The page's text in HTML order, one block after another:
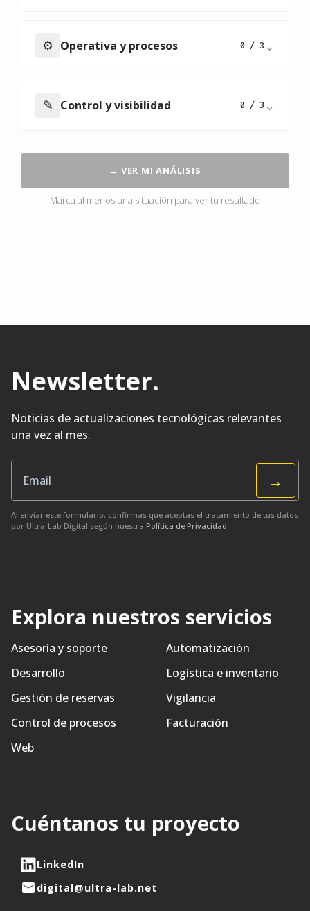
⚙ Operativa y procesos 0 / 3 ⌄
✎ Control y visibilidad 0 / 3 ⌄
→ VER MI ANÁLISIS
Marca al menos una situación para ver tu resultado
Newsletter.
Noticias de actualizaciones tecnológicas relevantes
una vez al mes.
→
Al enviar este formulario, confirmas que aceptas el tratamiento de tus datos
por Ultra-Lab Digital según nuestra Política de Privacidad.
Explora nuestros servicios
Asesoría y soporte
Automatización
Desarrollo
Logística e inventario
Gestión de reservas
Vigilancia
Control de procesos
Facturación
Web
Cuéntanos tu proyecto
LinkedIn
digital@ultra-lab.net